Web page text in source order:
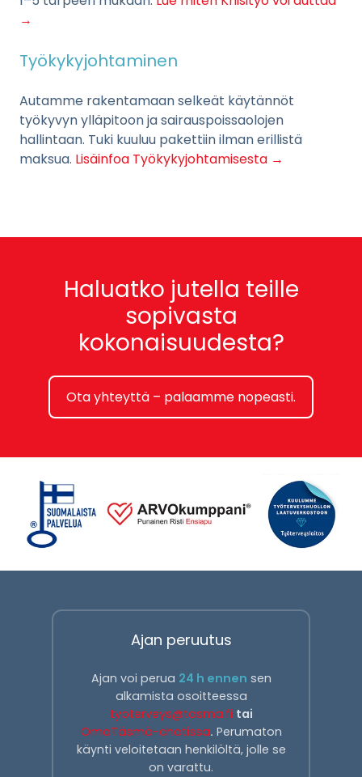
→
Työkykyjohtaminen
Autamme rakentamaan selkeät käytännöt
työkyvyn ylläpitoon ja sairauspoissaolojen
hallintaan. Tuki kuuluu pakettiin ilman erillistä
maksua. Lisäinfoa Työkykyjohtamisesta →
Haluatko jutella teille
sopivasta
kokonaisuudesta?
Ota yhteyttä – palaamme nopeasti.
Ajan peruutus
Ajan voi perua 24 h ennen sen
alkamista osoitteessa
tyoterveys@tasma.fi tai
OmaTäsmä-chatissa. Perumaton
käynti veloitetaan henkilöltä, jolle se
on varattu.